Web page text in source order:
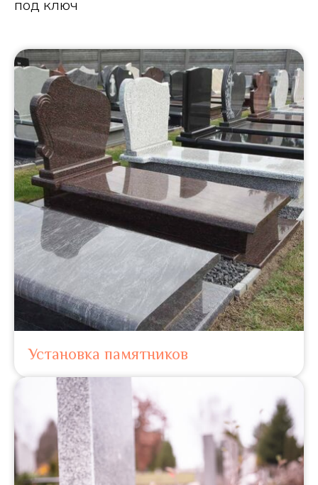
под ключ
Установка памятников